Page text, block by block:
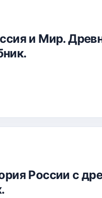
и Мир.
России с